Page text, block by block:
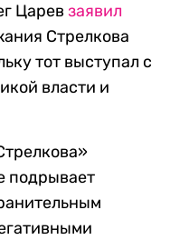
Царев заявил
Стрелкова
тот выступал с
власти и
подрывает